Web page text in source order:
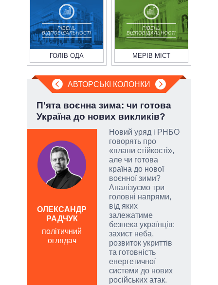
РІВЕНЬ
ВІДПОВІДАЛЬНОСТІ
ГОЛІВ ОДА
РІВЕНЬ
ВІДПОВІДАЛЬНОСТІ
МЕРІВ МІСТ
АВТОРСЬКІ КОЛОНКИ
П'ята воєнна зима: чи готова
Україна до нових викликів?
Новий уряд і РНБО
говорять про
«плани стійкості»,
але чи готова
країна до нової
воєнної зими?
Аналізуємо три
головні напрями,
від яких
залежатиме
безпека українців:
захист неба,
розвиток укриттів
та готовність
енергетичної
системи до нових
російських атак.
ОЛЕКСАНДР
РАДЧУК
політичний
оглядач